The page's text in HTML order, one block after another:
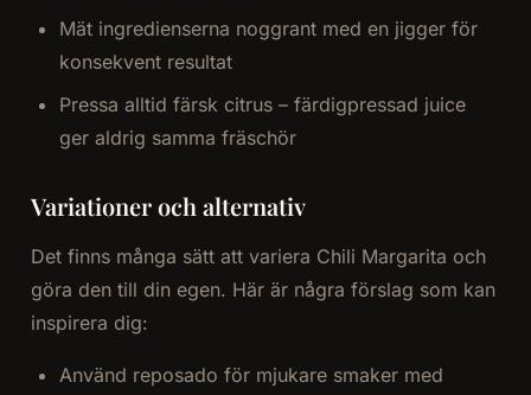
Mät ingredienserna noggrant med en jigger för
konsekvent resultat
Pressa alltid färsk citrus – färdigpressad juice
ger aldrig samma fräschör
Variationer och alternativ
Det finns många sätt att variera Chili Margarita och
göra den till din egen. Här är några förslag som kan
inspirera dig:
Använd reposado för mjukare smaker med